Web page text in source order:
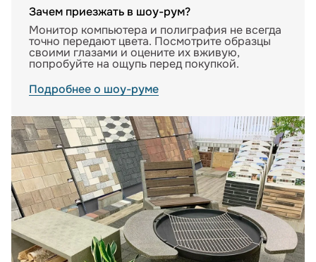
Зачем приезжать в шоу-рум?
Монитор компьютера и полиграфия не всегда
точно передают цвета. Посмотрите образцы
своими глазами и оцените их вживую,
попробуйте на ощупь перед покупкой.
Подробнее о шоу-руме